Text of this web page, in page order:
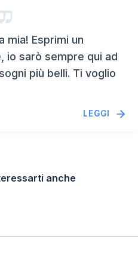
mia! Esprimi un
sarò sempre qui ad
più belli. Ti voglio
LEGGI
anche